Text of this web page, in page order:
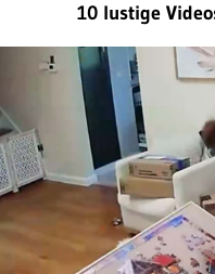
10 lustige